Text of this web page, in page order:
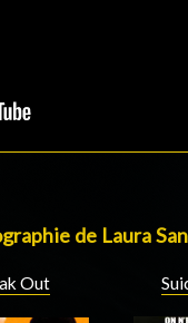
de Laura
Out